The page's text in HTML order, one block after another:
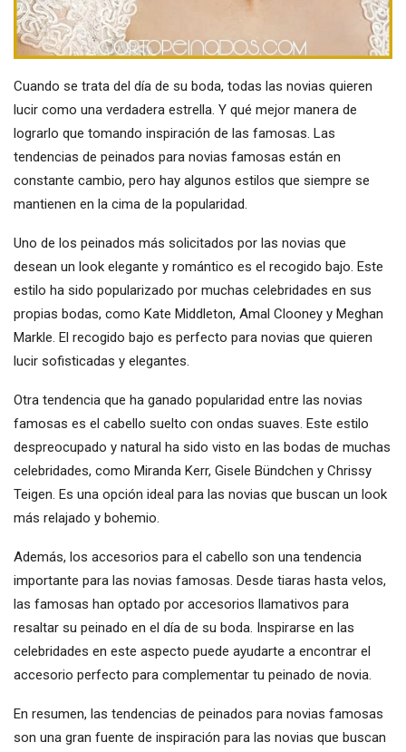
Cuando se trata del día de su boda, todas las novias quieren
lucir como una verdadera estrella. Y qué mejor manera de
lograrlo que tomando inspiración de las famosas. Las
tendencias de peinados para novias famosas están en
constante cambio, pero hay algunos estilos que siempre se
mantienen en la cima de la popularidad.
Uno de los peinados más solicitados por las novias que
desean un look elegante y romántico es el recogido bajo. Este
estilo ha sido popularizado por muchas celebridades en sus
propias bodas, como Kate Middleton, Amal Clooney y Meghan
Markle. El recogido bajo es perfecto para novias que quieren
lucir sofisticadas y elegantes.
Otra tendencia que ha ganado popularidad entre las novias
famosas es el cabello suelto con ondas suaves. Este estilo
despreocupado y natural ha sido visto en las bodas de muchas
celebridades, como Miranda Kerr, Gisele Bündchen y Chrissy
Teigen. Es una opción ideal para las novias que buscan un look
más relajado y bohemio.
Además, los accesorios para el cabello son una tendencia
importante para las novias famosas. Desde tiaras hasta velos,
las famosas han optado por accesorios llamativos para
resaltar su peinado en el día de su boda. Inspirarse en las
celebridades en este aspecto puede ayudarte a encontrar el
accesorio perfecto para complementar tu peinado de novia.
En resumen, las tendencias de peinados para novias famosas
son una gran fuente de inspiración para las novias que buscan